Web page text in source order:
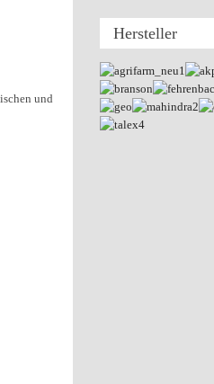
und
Hersteller